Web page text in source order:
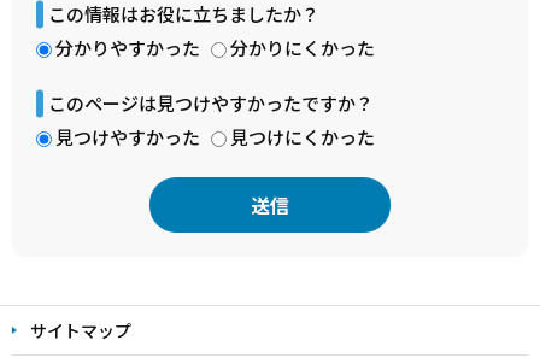
この情報はお役に立ちましたか？
分かりやすかった
分かりにくかった
このページは見つけやすかったですか？
見つけやすかった
見つけにくかった
文
こ サイトマップ